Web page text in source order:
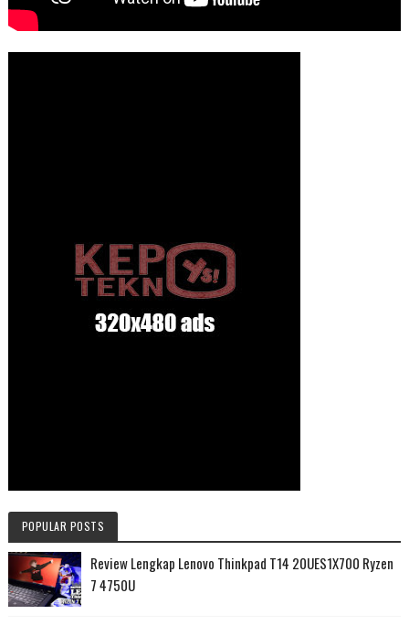
POPULAR POSTS
Review Lengkap Lenovo Thinkpad T14 20UES1X700 Ryzen
7 4750U